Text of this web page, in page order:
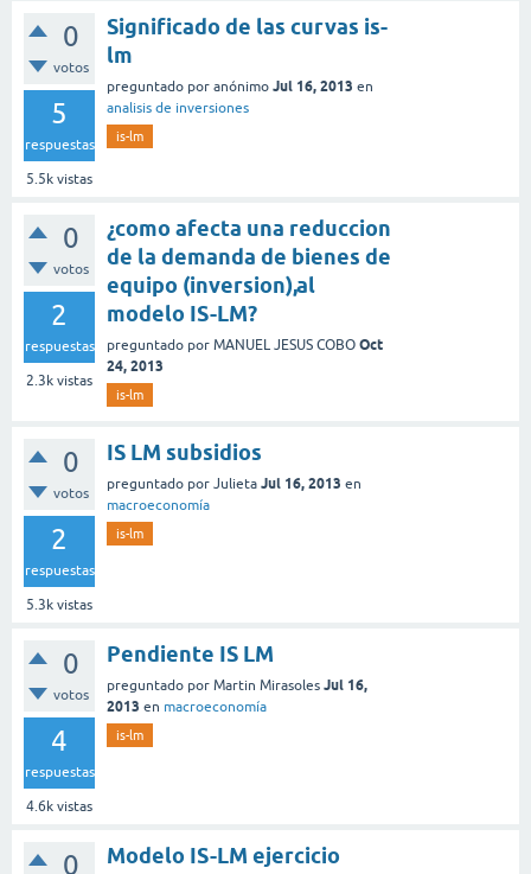
0
votos
5
respuestas
5.5k vistas
Significado de las curvas is-
lm
preguntado por anónimo Jul 16, 2013 en
analisis de inversiones
is-lm
0
votos
2
respuestas
2.3k vistas
¿como afecta una reduccion
de la demanda de bienes de
equipo (inversion),al
modelo IS-LM?
preguntado por MANUEL JESUS COBO Oct
24, 2013
is-lm
0
votos
2
respuestas
5.3k vistas
IS LM subsidios
preguntado por Julieta Jul 16, 2013 en
macroeconomía
is-lm
0
votos
4
respuestas
4.6k vistas
Pendiente IS LM
preguntado por Martin Mirasoles Jul 16,
2013 en macroeconomía
is-lm
0 Modelo IS-LM ejercicio